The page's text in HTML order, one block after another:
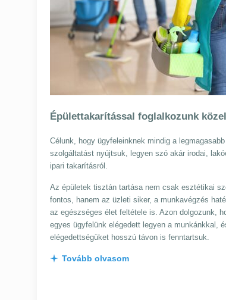
Épülettakarítással foglalkozunk
Célunk, hogy ügyfeleinknek mindig a
szolgáltatást nyújtsuk, legyen szó akár irodai,
ipari takarításról.
Az épületek tisztán tartása nem csak esztétikai
fontos, hanem az üzleti siker, a munkavégzés
az egészséges élet feltétele is. Azon dolgozunk,
egyes ügyfelünk elégedett legyen a munkánkkal,
elégedettségüket hosszú távon is fenntartsuk.
Tovább olvasom